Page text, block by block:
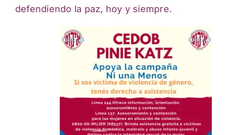
defendiendo la paz, hoy y siempre.